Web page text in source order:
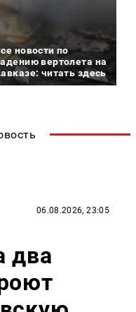
новости по
вертолета на
читать здесь
06.08.2026, 23:05
два